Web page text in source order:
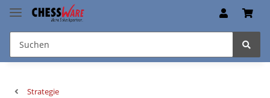
Strategie